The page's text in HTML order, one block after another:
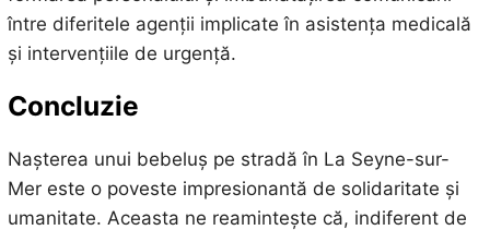
între diferitele agenții implicate în asistența medicală
și intervențiile de urgență.
Concluzie
Nașterea unui bebeluș pe stradă în La Seyne-sur-
Mer este o poveste impresionantă de solidaritate și
umanitate. Aceasta ne reamintește că, indiferent de